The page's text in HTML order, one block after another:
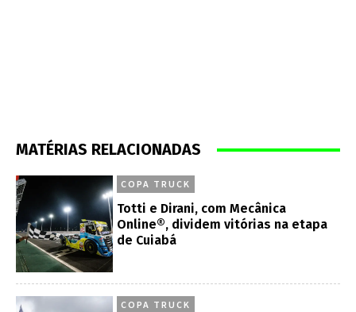
MATÉRIAS RELACIONADAS
COPA TRUCK
Totti e Dirani, com Mecânica
Online®, dividem vitórias na etapa
de Cuiabá
COPA TRUCK